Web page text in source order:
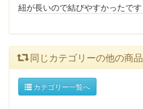
紐が長いので結びやすかったです
同じカテゴリーの他の商品
カテゴリー一覧へ